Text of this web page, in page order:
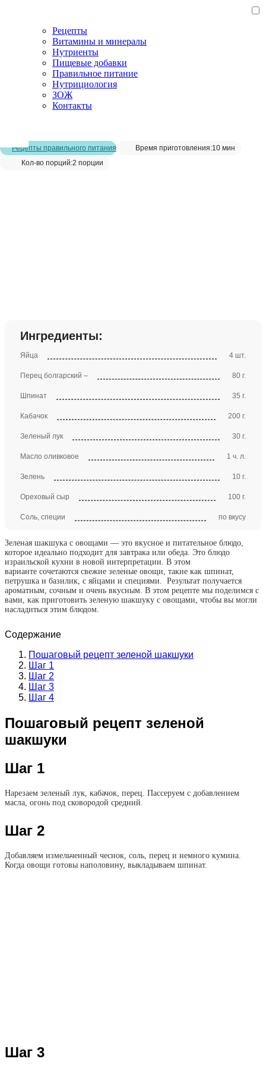
Рецепты
Витамины и минералы
Нутриенты
Пищевые добавки
Правильное питание
Нутрициология
ЗОЖ
Контакты
Рецепты правильного питания Время приготовления:10 мин
Кол-во порций:2 порции
Ингредиенты:
Яйца 4 шт.
Перец болгарский – 80 г.
Шпинат 35 г.
Кабачок 200 г.
Зеленый лук 30 г.
Масло оливковое 1 ч. л.
Зелень 10 г.
Ореховый сыр 100 г.
Соль, специи по вкусу
Зеленая шакшука с овощами — это вкусное и питательное блюдо,
которое идеально подходит для завтрака или обеда. Это блюдо
израильской кухни в новой интерпретации. В этом
варианте сочетаются свежие зеленые овощи, такие как шпинат,
петрушка и базилик, с яйцами и специями. Результат получается
ароматным, сочным и очень вкусным. В этом рецепте мы поделимся с
вами, как приготовить зеленую шакшуку с овощами, чтобы вы могли
насладиться этим блюдом.
Содержание
Пошаговый рецепт зеленой шакшуки
Шаг 1
Шаг 2
Шаг 3
Шаг 4
Пошаговый рецепт зеленой
шакшуки
Шаг 1
Нарезаем зеленый лук, кабачок, перец. Пассеруем с добавлением
масла, огонь под сковородой средний.
Шаг 2
Добавляем измельченный чеснок, соль, перец и немного кумина.
Когда овощи готовы наполовину, выкладываем шпинат.
Шаг 3